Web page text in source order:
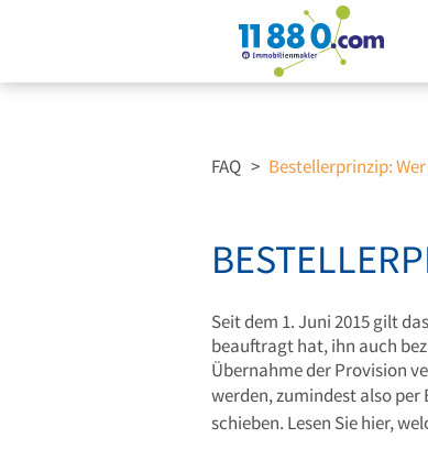
FAQ > Bestellerprinzip:
Seit dem 1. Juni 2015 gilt
beauftragt hat, ihn auch
Übernahme der Provision
werden, zumindest also per
schieben. Lesen Sie hier,